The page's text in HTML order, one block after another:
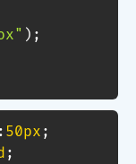
) ;
: 50px ;
;